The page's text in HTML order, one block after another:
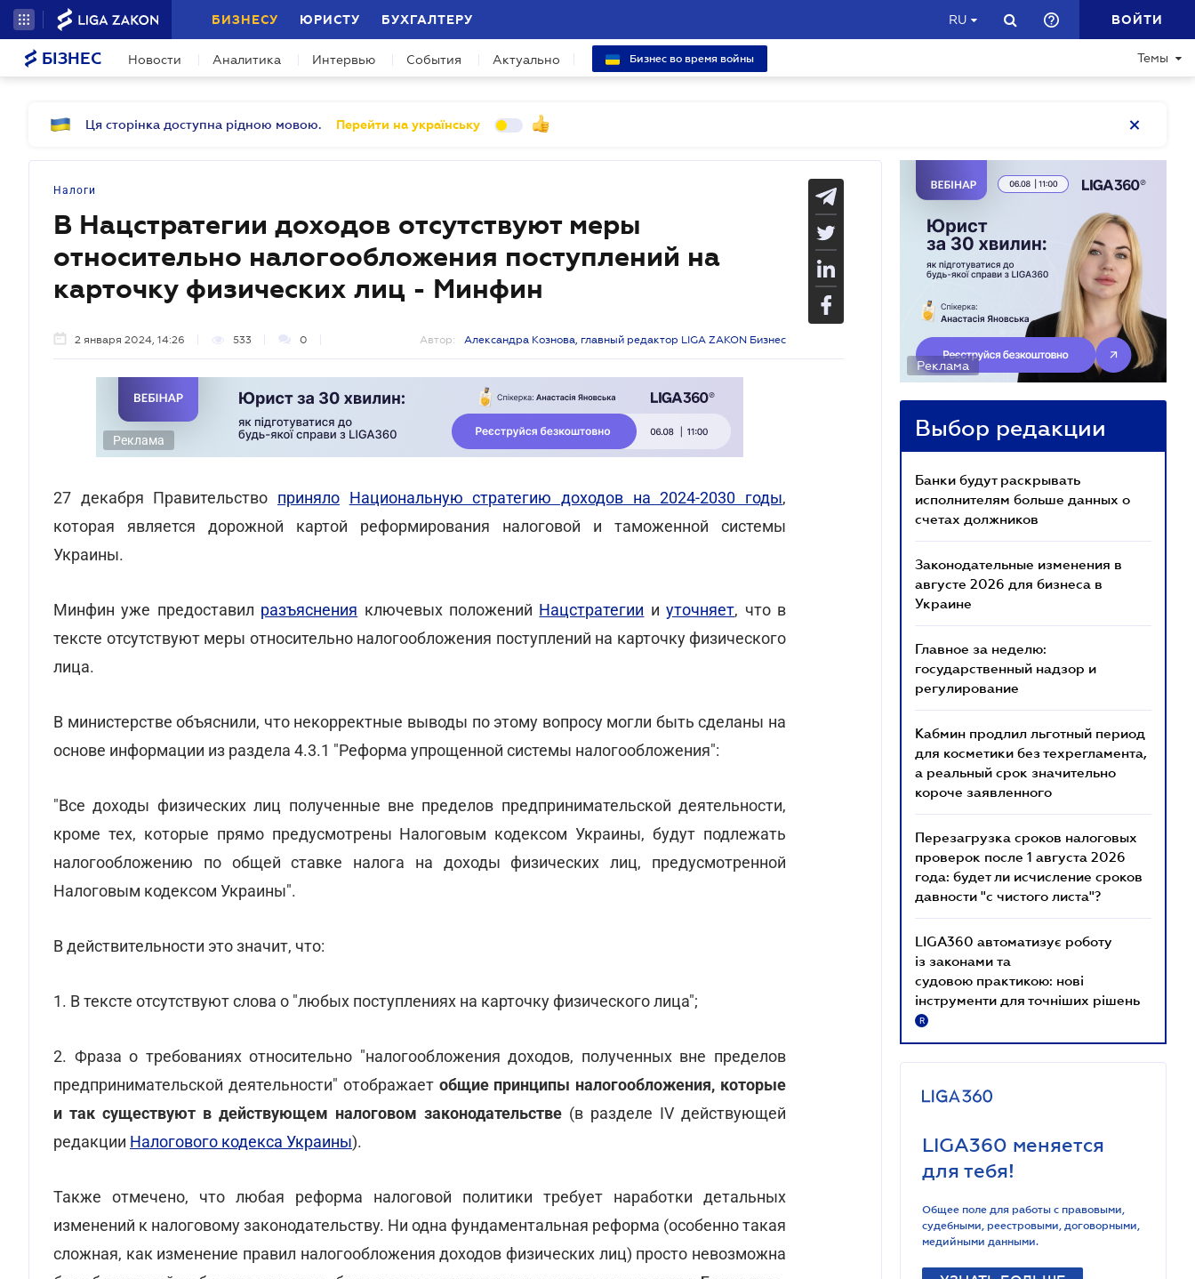
БИЗНЕСУ ЮРИСТУ БУХГАЛТЕРУ RU ВОЙТИ
БІЗНЕС Новости Аналитика Интервью События Актуально Бизнес во время войны Темы
Ця сторінка доступна рідною мовою. Перейти на українську
Налоги
В Нацстратегии доходов отсутствуют меры
относительно налогообложения поступлений на
карточку физических лиц - Минфин
2 января 2024, 14:26 533 0 Автор: Александра Кознова, главный редактор LIGA ZAKON Бизнес
Реклама
27 декабря Правительство приняло Национальную стратегию доходов на 2024-2030 годы,
которая является дорожной картой реформирования налоговой и таможенной системы
Украины.
Минфин уже предоставил разъяснения ключевых положений Нацстратегии иуточняет, что в
тексте отсутствуют меры относительно налогообложения поступлений на карточку физического
лица.
В министерстве объяснили, что некорректные выводы по этому вопросу могли быть сделаны на
основе информации из раздела 4.3.1 "Реформа упрощенной системы налогообложения":
"Все доходы физических лиц полученные вне пределов предпринимательской деятельности,
кроме тех, которые прямо предусмотрены Налоговым кодексом Украины, будут подлежать
налогообложению по общей ставке налога на доходы физических лиц, предусмотренной
Налоговым кодексом Украины".
В действительности это значит, что:
1. В тексте отсутствуют слова о "любых поступлениях на карточку физического лица";
2. Фраза о требованиях относительно "налогообложения доходов, полученных вне пределов
предпринимательской деятельности" отображает общие принципы налогообложения, которые
и так существуют в действующем налоговом законодательстве (в разделе IV действующей
редакции Налогового кодекса Украины).
Также отмечено, что любая реформа налоговой политики требует наработки детальных
изменений к налоговому законодательству. Ни одна фундаментальная реформа (особенно такая
сложная, как изменение правил налогообложения доходов физических лиц) просто невозможна
Реклама
Выбор редакции
Банки будут раскрывать
исполнителям больше данных о
счетах должников
Законодательные изменения в
августе 2026 для бизнеса в
Украине
Главное за неделю:
государственный надзор и
регулирование
Кабмин продлил льготный период
для косметики без техрегламента,
а реальный срок значительно
короче заявленного
Перезагрузка сроков налоговых
проверок после 1 августа 2026
года: будет ли исчисление сроков
давности "с чистого листа"?
LIGA360 автоматизує роботу
із законами та
судовою практикою: нові
інструменти для точніших рішень
R
LIGA360 меняется
для тебя!
Общее поле для работы с правовыми,
судебными, реестровыми, договорными,
медийными данными.